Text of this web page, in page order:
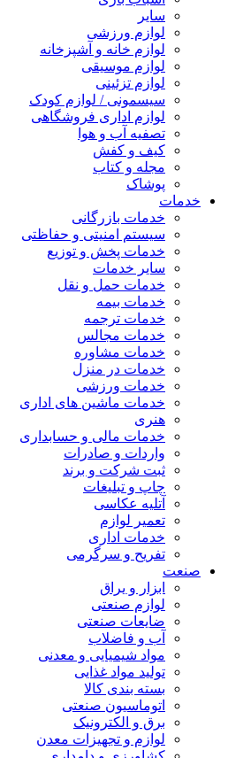
سایر
لوازم ورزشی
لوازم خانه و آشپزخانه
لوازم موسیقی
لوازم تزئینی
سیسمونی / لوازم کودک
لوازم اداری فروشگاهی
تصفیه آب و هوا
کیف و کفش
مجله و کتاب
پوشاک
خدمات
خدمات بازرگانی
سیستم امنیتی و حفاظتی
خدمات پخش و توزیع
سایر خدمات
خدمات حمل و نقل
خدمات بیمه
خدمات ترجمه
خدمات مجالس
خدمات مشاوره
خدمات در منزل
خدمات ورزشی
خدمات ماشین های اداری
هنری
خدمات مالی و حسابداری
واردات و صادرات
ثبت شرکت و برند
چاپ و تبلیغات
آتلیه عکاسی
تعمیر لوازم
خدمات اداری
تفریح و سرگرمی
صنعت
ابزار و یراق
لوازم صنعتی
ضایعات صنعتی
آب و فاضلاب
مواد شیمیایی و معدنی
تولید مواد غذایی
بسته بندی کالا
اتوماسیون صنعتی
برق و الکترونیک
لوازم و تجهیزات معدن